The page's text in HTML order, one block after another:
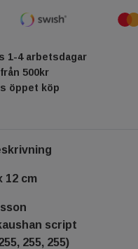
1-4 arbetsdagar
500kr
öppet köp
12 cm
script
255, 255)